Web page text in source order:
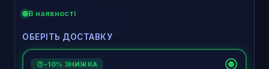
В наявності
ОБЕРІТЬ ДОСТАВКУ
€ -10% ЗНИЖКА